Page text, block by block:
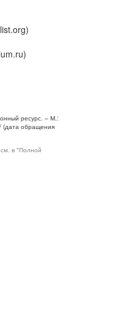
ресурс. – М.:
(дата обращения
в "Полной